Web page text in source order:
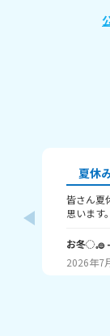
夏休
皆さん夏
思います。 宿題って、ありますよね？ 私はありま
か？ 1はまだ終わってないで、10は全部終わったと
ってるので！ みなさんも教えてく
お冬◌𓈒𓐍
2026年7